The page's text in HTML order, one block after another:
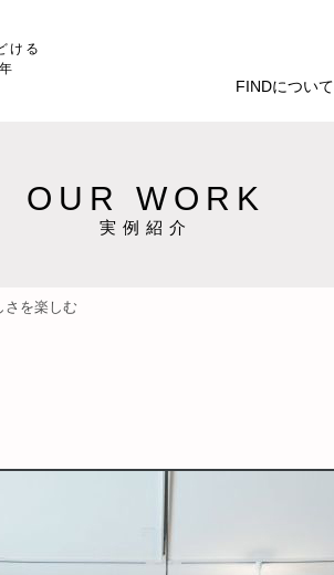
ける
FINDについて
OUR WORK
実例紹介
さを楽しむ